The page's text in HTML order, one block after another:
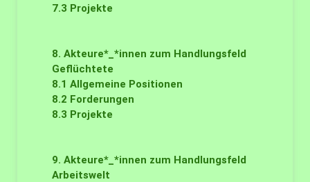
7.3 Projekte
8. Akteure*_*innen zum Handlungsfeld
Geflüchtete
8.1 Allgemeine Positionen
8.2 Forderungen
8.3 Projekte
9. Akteure*_*innen zum Handlungsfeld
Arbeitswelt